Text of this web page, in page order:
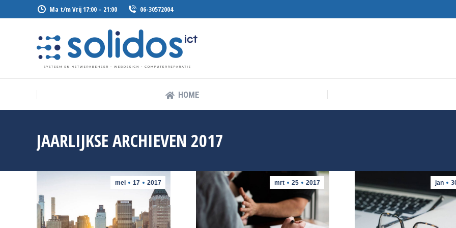
Ma t/m Vrij 17:00 – 21:00 06-30572004
HOME
JAARLIJKSE ARCHIEVEN 2017
mei 17 2017 mrt 25 2017 jan
HOME